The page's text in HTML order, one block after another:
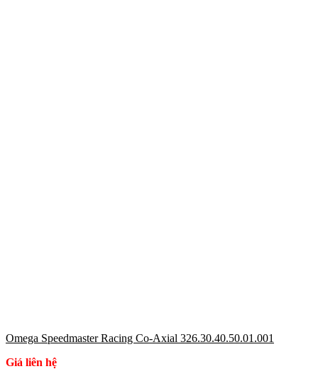
Omega Speedmaster Racing Co-Axial 326.30.40.50.01.001
Giá liên hệ